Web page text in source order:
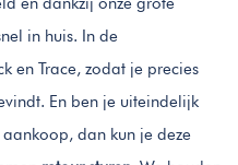
in huis. In de
en Trace, zodat je precies
En ben je uiteindelijk
dan kun je deze